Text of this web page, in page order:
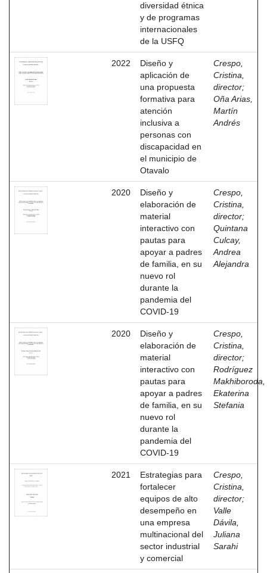
diversidad étnica
y de programas
internacionales
de la USFQ
2022
Diseño y
aplicación de
una propuesta
formativa para
atención
inclusiva a
personas con
discapacidad en
el municipio de
Otavalo
Crespo,
Cristina,
director;
Oña Arias,
Martín
Andrés
2020
Diseño y
elaboración de
material
interactivo con
pautas para
apoyar a padres
de familia, en su
nuevo rol
durante la
pandemia del
COVID-19
Crespo,
Cristina,
director;
Quintana
Culcay,
Andrea
Alejandra
2020
Diseño y
elaboración de
material
interactivo con
pautas para
apoyar a padres
de familia, en su
nuevo rol
durante la
pandemia del
COVID-19
Crespo,
Cristina,
director;
Rodríguez
Makhiboroda,
Ekaterina
Stefania
2021
Estrategias para
fortalecer
equipos de alto
desempeño en
una empresa
multinacional del
sector industrial
y comercial
Crespo,
Cristina,
director;
Valle
Dávila,
Juliana
Sarahi